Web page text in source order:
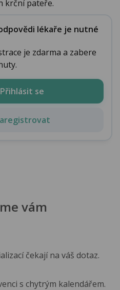
krční pateře.
lékaře je nutné
je zdarma a zabere
Přihlásit se
vám
čekají na váš dotaz.
s chytrým kalendářem.